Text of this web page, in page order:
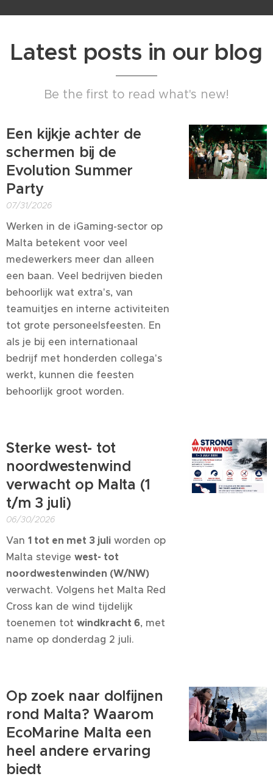
Latest posts in our blog
Be the first to read what's new!
Een kijkje achter de
schermen bij de
Evolution Summer
Party
07/31/2026
Werken in de iGaming-sector op
Malta betekent voor veel
medewerkers meer dan alleen
een baan. Veel bedrijven bieden
behoorlijk wat extra's, van
teamuitjes en interne activiteiten
tot grote personeelsfeesten. En
als je bij een internationaal
bedrijf met honderden collega's
werkt, kunnen die feesten
behoorlijk groot worden.
Sterke west- tot
noordwestenwind
verwacht op Malta (1
t/m 3 juli)
06/30/2026
Van 1 tot en met 3 juli worden op
Malta stevige west- tot
noordwestenwinden (W/NW)
verwacht. Volgens het Malta Red
Cross kan de wind tijdelijk
toenemen tot windkracht 6, met
name op donderdag 2 juli.
Op zoek naar dolfijnen
rond Malta? Waarom
EcoMarine Malta een
heel andere ervaring
biedt